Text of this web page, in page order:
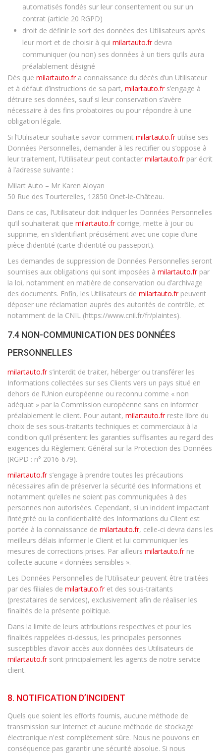
automatisés fondés sur leur consentement ou sur un
contrat (article 20 RGPD)
droit de définir le sort des données des Utilisateurs après
leur mort et de choisir à qui milartauto.frdevra
communiquer (ou non) ses données à un tiers qu’ils aura
préalablement désigné
Dès que milartauto.fra connaissance du décès d’un Utilisateur
et à défaut d’instructions de sa part, milartauto.frs’engage à
détruire ses données, sauf si leur conservation s’avère
nécessaire à des fins probatoires ou pour répondre à une
obligation légale.
Si l’Utilisateur souhaite savoir comment milartauto.frutilise ses
Données Personnelles, demander à les rectifier ou s’oppose à
leur traitement, l’Utilisateur peut contacter milartauto.frpar écrit
à l’adresse suivante :
Milart Auto – Mr Karen Aloyan
50 Rue des Tourterelles, 12850 Onet‑le‑Château.
Dans ce cas, l’Utilisateur doit indiquer les Données Personnelles
qu’il souhaiterait que milartauto.frcorrige, mette à jour ou
supprime, en s’identifiant précisément avec une copie d’une
pièce d’identité (carte d’identité ou passeport).
Les demandes de suppression de Données Personnelles seront
soumises aux obligations qui sont imposées à milartauto.frpar
la loi, notamment en matière de conservation ou d’archivage
des documents. Enfin, les Utilisateurs de milartauto.frpeuvent
déposer une réclamation auprès des autorités de contrôle, et
notamment de la CNIL (https://www.cnil.fr/fr/plaintes).
7.4 NON-COMMUNICATION DES DONNÉES
PERSONNELLES
milartauto.frs’interdit de traiter, héberger ou transférer les
Informations collectées sur ses Clients vers un pays situé en
dehors de l’Union européenne ou reconnu comme « non
adéquat » par la Commission européenne sans en informer
préalablement le client. Pour autant, milartauto.frreste libre du
choix de ses sous-traitants techniques et commerciaux à la
condition qu’il présentent les garanties suffisantes au regard des
exigences du Règlement Général sur la Protection des Données
(RGPD : n° 2016-679).
milartauto.frs’engage à prendre toutes les précautions
nécessaires afin de préserver la sécurité des Informations et
notamment qu’elles ne soient pas communiquées à des
personnes non autorisées. Cependant, si un incident impactant
l’intégrité ou la confidentialité des Informations du Client est
portée à la connaissance de milartauto.fr, celle-ci devra dans les
meilleurs délais informer le Client et lui communiquer les
mesures de corrections prises. Par ailleurs milartauto.frne
collecte aucune « données sensibles ».
Les Données Personnelles de l’Utilisateur peuvent être traitées
par des filiales de milartauto.fret des sous-traitants
(prestataires de services), exclusivement afin de réaliser les
finalités de la présente politique.
Dans la limite de leurs attributions respectives et pour les
finalités rappelées ci-dessus, les principales personnes
susceptibles d’avoir accès aux données des Utilisateurs de
milartauto.frsont principalement les agents de notre service
client.
8. NOTIFICATION D’INCIDENT
Quels que soient les efforts fournis, aucune méthode de
transmission sur Internet et aucune méthode de stockage
électronique n'est complètement sûre. Nous ne pouvons en
conséquence pas garantir une sécurité absolue. Si nous